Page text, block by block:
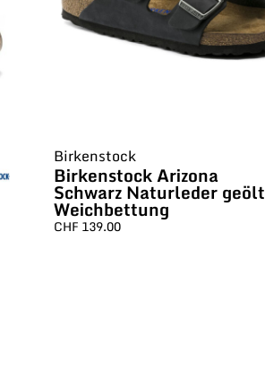
Birkenstock
Birkenstock Arizona
Schwarz Naturleder geölt
Weichbettung
CHF 139.00